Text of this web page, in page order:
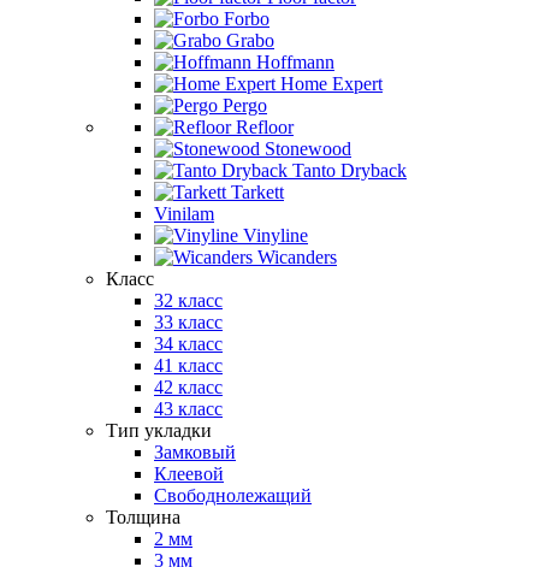
Forbo
Grabo
Hoffmann
Home Expert
Pergo
Refloor
Stonewood
Tanto Dryback
Tarkett
Vinilam
Vinyline
Wicanders
Класс
32 класс
33 класс
34 класс
41 класс
42 класс
43 класс
Тип укладки
Замковый
Клеевой
Свободнолежащий
Толщина
2 мм
3 мм